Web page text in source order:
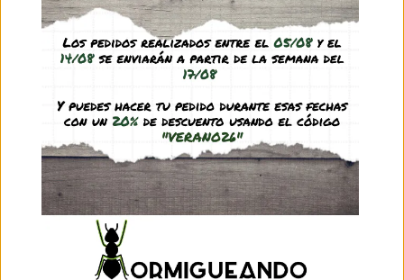
Llavero Porta-reinas
2,95€ (IVA incl.)
See product